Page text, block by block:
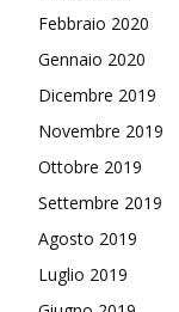
Febbraio 2020
Gennaio 2020
Dicembre 2019
Novembre 2019
Ottobre 2019
Settembre 2019
Agosto 2019
Luglio 2019